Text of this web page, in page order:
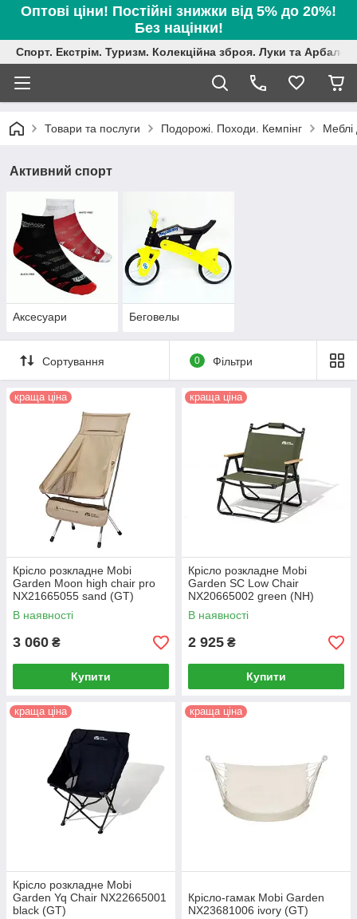
Оптові ціни! Постійні знижки від 5% до 20%!
Без націнки!
Спорт. Екстрім. Туризм. Колекційна зброя. Луки та
Товари та послуги Подорожі. Походи. Кемпінг Меблі
Активний спорт
Аксесуари Беговелы
Сортування 0 Фільтри
краща ціна
Крісло розкладне Mobi
Garden Moon high chair pro
NX21665055 sand (GT)
В наявності
3 060 ₴
Купити
краща ціна
Крісло розкладне Mobi
Garden SC Low Chair
NX20665002 green (NH)
В наявності
2 925 ₴
Купити
краща ціна
Крісло розкладне Mobi
Garden Yq Chair NX22665001
black (GT)
краща ціна
Крісло-гамак Mobi Garden
NX23681006 ivory (GT)